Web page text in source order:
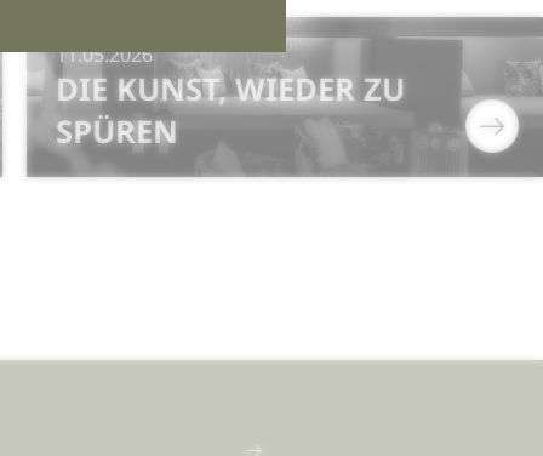
11.05.2026
DIE KUNST, WIEDER ZU
SPÜREN